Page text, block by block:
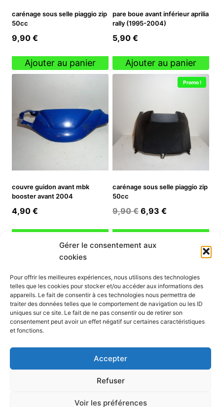
Gérer le consentement aux
cookies
Pour offrir les meilleures expériences, nous utilisons des technologies
telles que les cookies pour stocker et/ou accéder aux informations des
appareils. Le fait de consentir à ces technologies nous permettra de
traiter des données telles que le comportement de navigation ou les ID
uniques sur ce site. Le fait de ne pas consentir ou de retirer son
consentement peut avoir un effet négatif sur certaines caractéristiques
et fonctions.
Accepter
Refuser
Voir les préférences
carénage sous selle piaggio zip
50cc
9,90 €
Ajouter au panier
pare boue avant inférieur aprilia
rally (1995-2004)
5,90 €
Ajouter au panier
couvre guidon avant mbk
booster avant 2004
4,90 €
Promo !
carénage sous selle piaggio zip
50cc
9,90€ Le
initial
était :
6,93 €
actuel
INFORMATION
Mon compte
Nous contacter
Mode paiement
Nos services
Politique de confidentialité
Politique de cookies (UE)